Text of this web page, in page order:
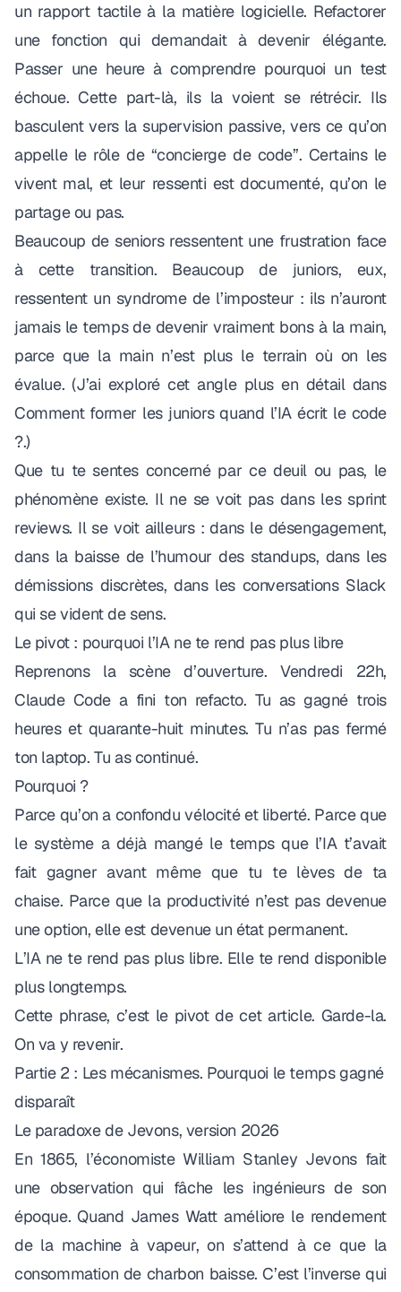
un rapport tactile à la matière logicielle. Refactorer
une fonction qui demandait à devenir élégante.
Passer une heure à comprendre pourquoi un test
échoue. Cette part-là, ils la voient se rétrécir. Ils
basculent vers la supervision passive, vers ce qu’on
appelle le rôle de “concierge de code”. Certains le
vivent mal, et leur ressenti est documenté, qu’on le
partage ou pas.
Beaucoup de seniors ressentent une frustration face
à cette transition. Beaucoup de juniors, eux,
ressentent un syndrome de l’imposteur : ils n’auront
jamais le temps de devenir vraiment bons à la main,
parce que la main n’est plus le terrain où on les
évalue. (J’ai exploré cet angle plus en détail dans
Comment former les juniors quand l’IA écrit le code
?.)
Que tu te sentes concerné par ce deuil ou pas, le
phénomène existe. Il ne se voit pas dans les sprint
reviews. Il se voit ailleurs : dans le désengagement,
dans la baisse de l’humour des standups, dans les
démissions discrètes, dans les conversations Slack
qui se vident de sens.
Le pivot : pourquoi l’IA ne te rend pas plus libre
Reprenons la scène d’ouverture. Vendredi 22h,
Claude Code a fini ton refacto. Tu as gagné trois
heures et quarante-huit minutes. Tu n’as pas fermé
ton laptop. Tu as continué.
Pourquoi ?
Parce qu’on a confondu vélocité et liberté. Parce que
le système a déjà mangé le temps que l’IA t’avait
fait gagner avant même que tu te lèves de ta
chaise. Parce que la productivité n’est pas devenue
une option, elle est devenue un état permanent.
L’IA ne te rend pas plus libre. Elle te rend disponible
plus longtemps.
Cette phrase, c’est le pivot de cet article. Garde-la.
On va y revenir.
Partie 2 : Les mécanismes. Pourquoi le temps gagné
disparaît
Le paradoxe de Jevons, version 2026
En 1865, l’économiste William Stanley Jevons fait
une observation qui fâche les ingénieurs de son
époque. Quand James Watt améliore le rendement
de la machine à vapeur, on s’attend à ce que la
consommation de charbon baisse. C’est l’inverse qui